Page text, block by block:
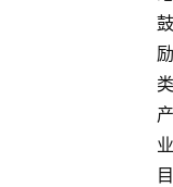
鼓
励
类
产
业
目